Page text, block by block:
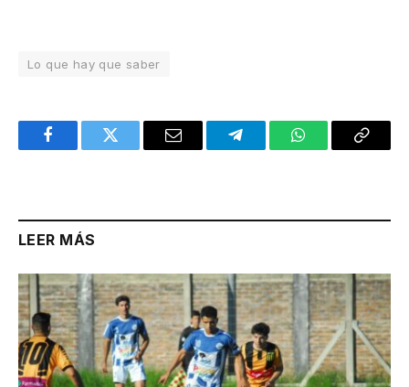
Lo que hay que saber
FacebookTwitter Email TelegramWhatsAppCopy
LEER MÁS